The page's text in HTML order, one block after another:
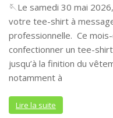
🪡Le samedi 30 mai
votre tee-shirt à
professionnelle. Ce
confectionner un tee-
jusqu’à la finition du
notamment à
Lire la suite